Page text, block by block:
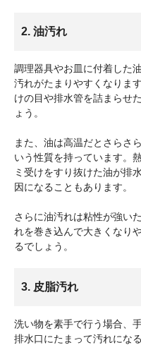
2. 油汚れ
調理器具やお皿に付着した
汚れがたまりやすくなりま
けの目や排水管を詰まらせ
ょう。
また、油は高温だとさらさ
いう性質を持っています。
ミ受けをすり抜けた油が排
因になることもあります。
さらに油汚れは粘性が強い
れを巻き込んで大きくなり
るでしょう。
3. 皮脂汚れ
洗い物を素手で行う場合、
排水口にたまって汚れにな